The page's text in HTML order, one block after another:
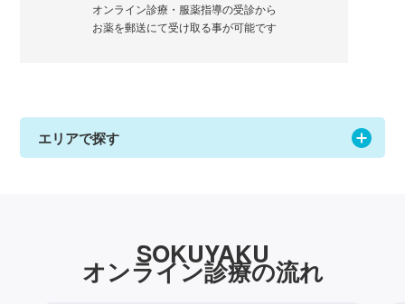
オンライン診療・服薬指導の受診から
お薬を郵送にて受け取る事が可能です
エリアで探す
SOKUYAKU
オンライン診療の流れ